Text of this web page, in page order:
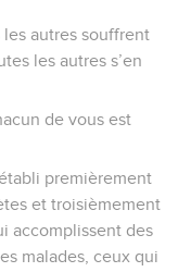
autres souffrent
les autres s’en
de vous est
premièrement
et troisièmement
accomplissent des
malades, ceux qui